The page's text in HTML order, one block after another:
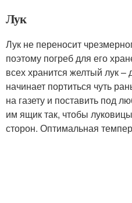
Лук
Лук не переносит
поэтому погреб для его
всех хранится желтый лук –
начинает портиться чуть
на газету и поставить под
им ящик так, чтобы
сторон. Оптимальная